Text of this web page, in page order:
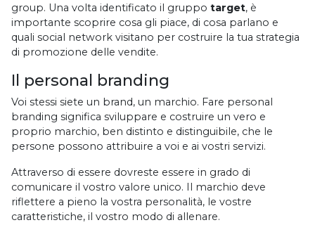
group. Una volta identificato il gruppo target, è
importante scoprire cosa gli piace, di cosa parlano e
quali social network visitano per costruire la tua strategia
di promozione delle vendite.
Il personal branding
Voi stessi siete un brand, un marchio. Fare personal
branding significa sviluppare e costruire un vero e
proprio marchio, ben distinto e distinguibile, che le
persone possono attribuire a voi e ai vostri servizi.
Attraverso di essere dovreste essere in grado di
comunicare il vostro valore unico. Il marchio deve
riflettere a pieno la vostra personalità, le vostre
caratteristiche, il vostro modo di allenare.